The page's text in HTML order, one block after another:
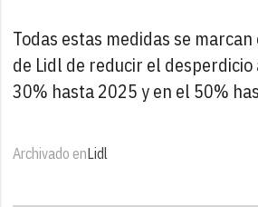
Todas estas medidas se
de Lidl de reducir el
30% hasta 2025 y en el 50%
Archivado enLidl